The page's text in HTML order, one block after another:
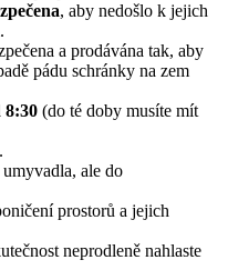
, aby nedošlo k jejich
a prodávána tak, aby
pádu schránky na zem
8:30 (do té doby musíte mít
.
ale do
prostorů a jejich
neprodleně nahlaste